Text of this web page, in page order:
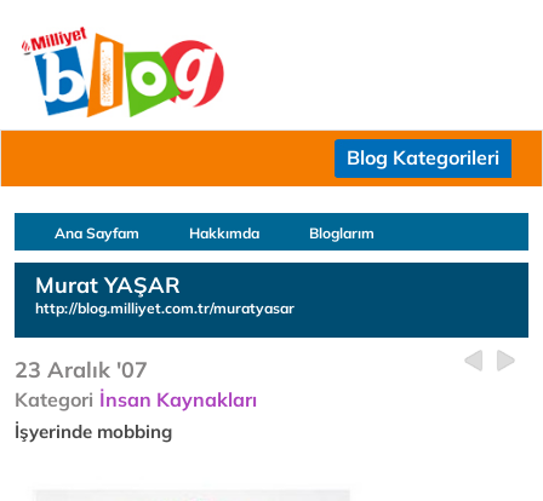
Blog Kategorileri
Ana Sayfam Hakkımda Bloglarım
Murat YAŞAR
http://blog.milliyet.com.tr/muratyasar
23 Aralık '07
Kategori İnsan Kaynakları
İşyerinde mobbing